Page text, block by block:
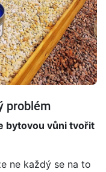
problém
bytovou vůni tvořit
ne každý se na to